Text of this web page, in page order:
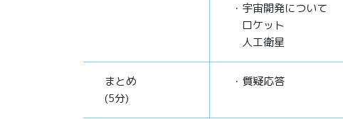
・宇宙開発について
ロケット
人工衛星
まとめ
(5分)
・質疑応答